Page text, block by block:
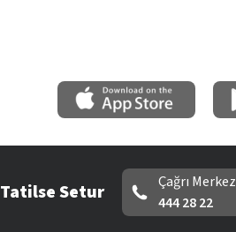
Tatilse Setur
Çağrı
444 28 22